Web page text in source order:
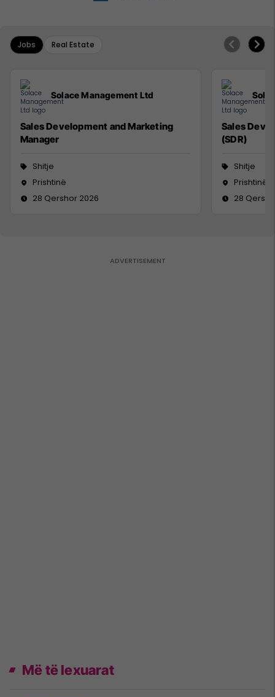
Jobs Real Estate
Solace Management Ltd
Sales Development and Marketing
Manager
Shitje
Prishtinë
28 Qershor 2026
Sales
(SDR)
Shitje
Prishtinë
28
Më të lexuarat